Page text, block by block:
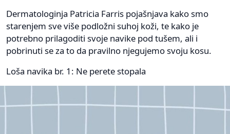
Dermatologinja Patricia Farris pojašnjava kako smo
starenjem sve više podložni suhoj koži, te kako je
potrebno prilagoditi svoje navike pod tušem, ali i
pobrinuti se za to da pravilno njegujemo svoju kosu.
Loša navika br. 1: Ne perete stopala